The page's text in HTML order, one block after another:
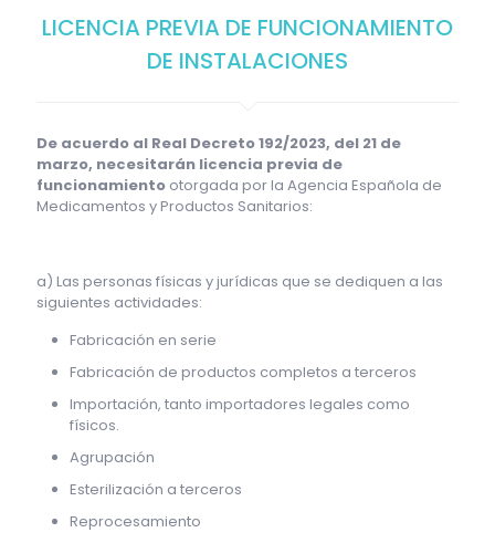
LICENCIA PREVIA DE FUNCIONAMIENTO
DE INSTALACIONES
De acuerdo al Real Decreto 192/2023, del 21 de
marzo, necesitarán licencia previa de
funcionamiento otorgada por la Agencia Española de
Medicamentos y Productos Sanitarios:
a) Las personas físicas y jurídicas que se dediquen a las
siguientes actividades:
Fabricación en serie
Fabricación de productos completos a terceros
Importación, tanto importadores legales como
físicos.
Agrupación
Esterilización a terceros
Reprocesamiento